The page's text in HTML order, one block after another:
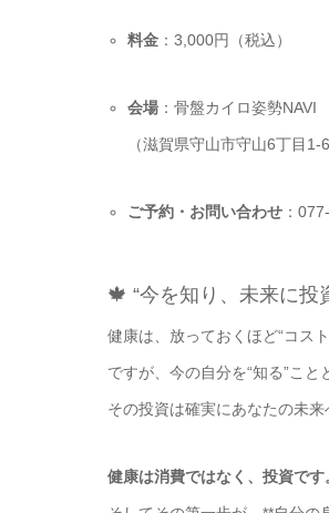
料金 ：3,000円（税込）
会場 ：骨盤カイロ姿勢NAVI
（滋賀県守山市守山6丁目1-
ご予約・お問い合わせ ：
🍁 “今を知り、未来に投
健康は、放っておくほど“コスト
ですが、今の自分を“知る”こと
その投資は確実にあなたの未来
健康は消費ではなく、投資です